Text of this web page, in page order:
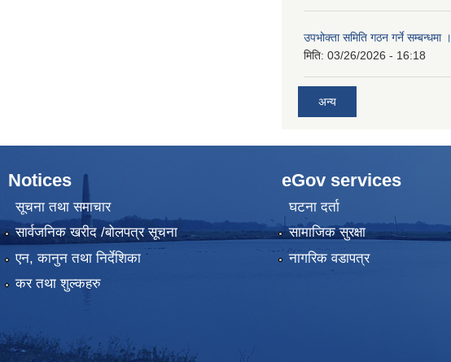
उपभोक्ता समिति गठन गर्ने सम्बन्धमा ।
मिति: 03/26/2026 - 16:18
अन्य
Notices
सूचना तथा समाचार
सार्वजनिक खरीद /बोलपत्र सूचना
एन, कानुन तथा निर्देशिका
कर तथा शुल्कहरु
eGov services
घटना दर्ता
सामाजिक सुरक्षा
नागरिक वडापत्र